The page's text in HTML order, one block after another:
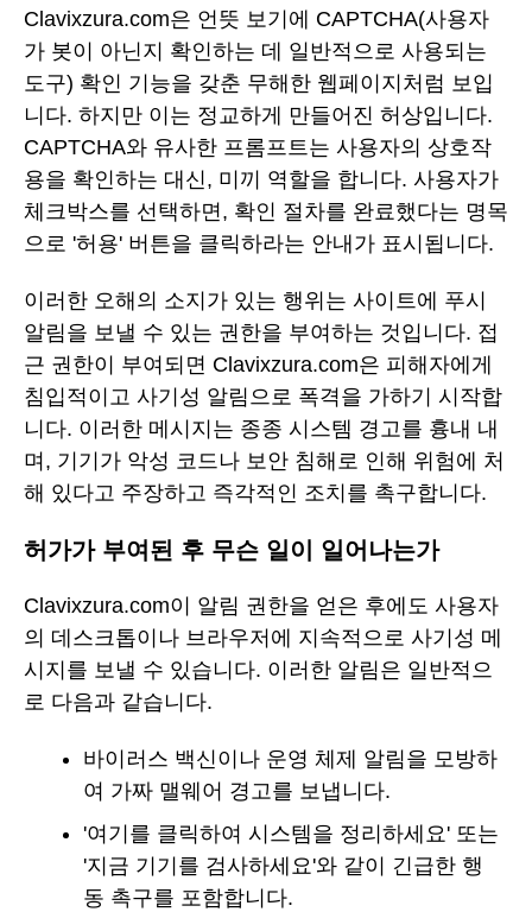
Clavixzura.com은 언뜻 보기에 CAPTCHA(사용자
가 봇이 아닌지 확인하는 데 일반적으로 사용되는
도구) 확인 기능을 갖춘 무해한 웹페이지처럼 보입
니다. 하지만 이는 정교하게 만들어진 허상입니다.
CAPTCHA와 유사한 프롬프트는 사용자의 상호작
용을 확인하는 대신, 미끼 역할을 합니다. 사용자가
체크박스를 선택하면, 확인 절차를 완료했다는 명목
으로 '허용' 버튼을 클릭하라는 안내가 표시됩니다.
이러한 오해의 소지가 있는 행위는 사이트에 푸시
알림을 보낼 수 있는 권한을 부여하는 것입니다. 접
근 권한이 부여되면 Clavixzura.com은 피해자에게
침입적이고 사기성 알림으로 폭격을 가하기 시작합
니다. 이러한 메시지는 종종 시스템 경고를 흉내 내
며, 기기가 악성 코드나 보안 침해로 인해 위험에 처
해 있다고 주장하고 즉각적인 조치를 촉구합니다.
허가가 부여된 후 무슨 일이 일어나는가
Clavixzura.com이 알림 권한을 얻은 후에도 사용자
의 데스크톱이나 브라우저에 지속적으로 사기성 메
시지를 보낼 수 있습니다. 이러한 알림은 일반적으
로 다음과 같습니다.
바이러스 백신이나 운영 체제 알림을 모방하
여 가짜 맬웨어 경고를 보냅니다.
'여기를 클릭하여 시스템을 정리하세요' 또는
'지금 기기를 검사하세요'와 같이 긴급한 행
동 촉구를 포함합니다.